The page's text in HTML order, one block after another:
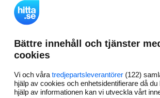
Bättre innehåll och tjänster
cookies
Vi och våra tredjepartsleverantörer (122)
hjälp av cookies och enhetsidentifierare då
hjälp av informationen kan vi utveckla vårt